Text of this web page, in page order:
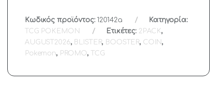
Κωδικός προϊόντος:120142a
Κατηγορία:
TCG POKEMON
Ετικέτες: 2PACK,
AUGUST2026, BLISTER, BOOSTER, COIN,
Pokemon, PROMO, TCG